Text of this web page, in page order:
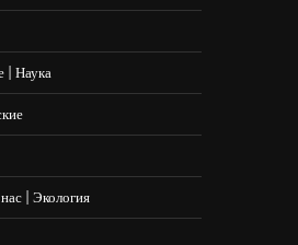
| Наука
| Экология